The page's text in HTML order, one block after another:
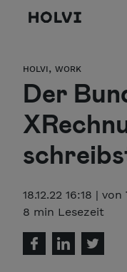
Holvi
HOLVI, WORK
Der
18.12.22 16:18 | von
8 min Lesezeit